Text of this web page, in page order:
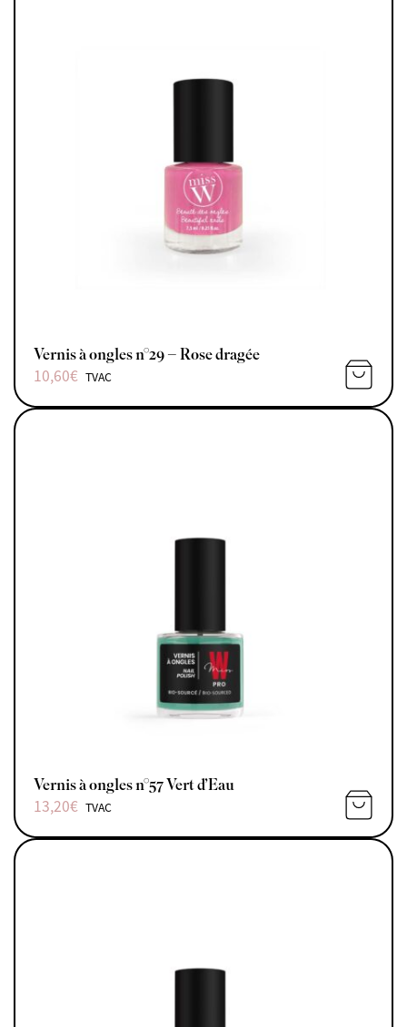
Vernis à ongles n°29 – Rose dragée
10,60€ TVAC
Vernis à ongles n°57 Vert d’Eau
13,20€ TVAC